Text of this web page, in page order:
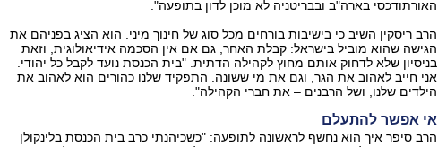
האורתודכסי בארה"ב ובבריטניה לא מוכן לדון בתופעה".
הרב ריסקין השיב כי בישיבות בורחים מכל סוג של חינוך מיני. הוא הציג בפניהם את
הגישה שהוא מוביל בישראל: קבלת האחר, גם אם אין הסכמה אידיאולוגית, וזאת
בניסיון שלא לדחוק אותם מחוץ לקהילה הדתית. "בית הכנסת נועד לקבל כל יהודי.
אני חייב לאהוב את הגר, וגם את מי ששונה. התפקיד שלנו כהורים הוא לאהוב את
הילדים שלנו, ושל הרבנים – את חברי הקהילה".
אי אפשר להתעלם
הרב סיפר איך הוא נחשף לראשונה לתופעה: "כשכיהנתי כרב בית הכנסת בלינקולן